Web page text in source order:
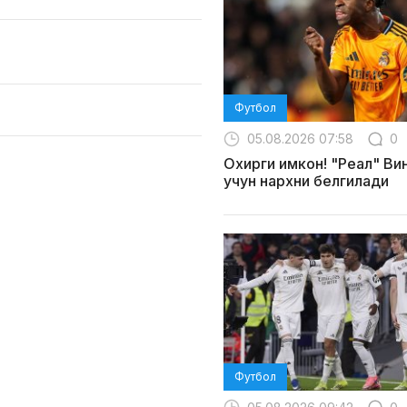
Футбол
05.08.2026 07:58 0
Охирги имкон! "Реал"
учун нархни белгилади
Футбол